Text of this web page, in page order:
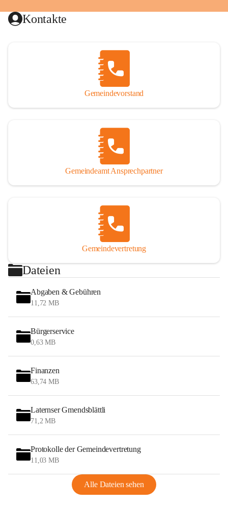
Kontakte
Gemeindevorstand
Gemeindeamt Ansprechpartner
Gemeindevertretung
Dateien
Abgaben & Gebühren
11,72 MB
Bürgerservice
0,63 MB
Finanzen
63,74 MB
Laternser Gmendsblättli
71,2 MB
Protokolle der Gemeindevertretung
11,03 MB
Alle Dateien sehen